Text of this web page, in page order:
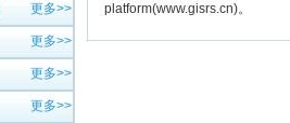
更多>>
更多>>
更多>>
更多>>
platform(www.gisrs.cn)。